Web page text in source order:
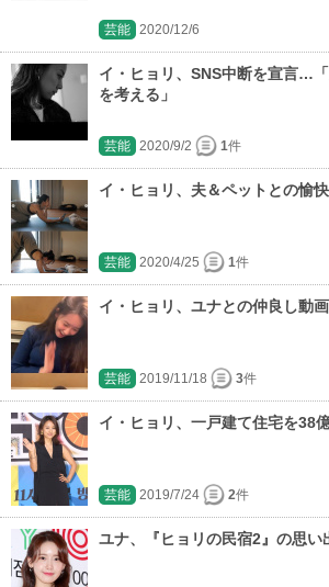
芸能 2020/12/6
イ・ヒョリ、SNS中断を宣言…
を考える」
芸能 2020/9/2 1件
イ・ヒョリ、夫＆ペットとの愉
芸能 2020/4/25 1件
イ・ヒョリ、ユナとの仲良し動
芸能 2019/11/18 3件
イ・ヒョリ、一戸建て住宅を38
芸能 2019/7/24 2件
ユナ、『ヒョリの民宿2』の思い